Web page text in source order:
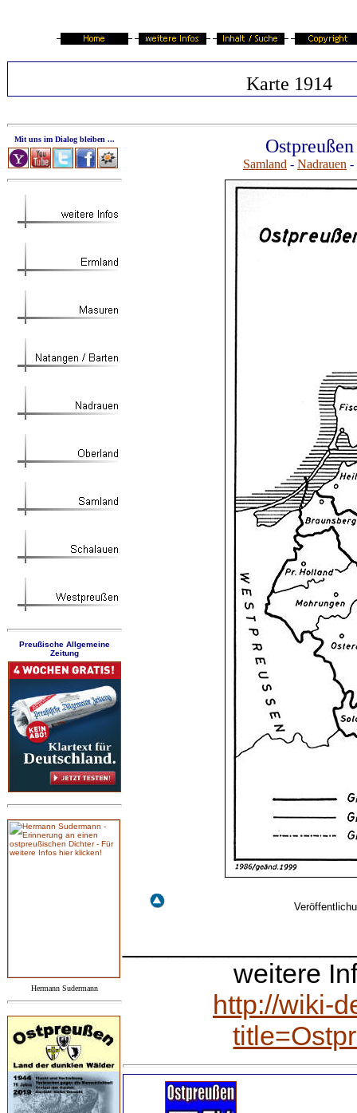
Karte 1914
Mit uns im Dialog bleiben ...
Preußische Allgemeine
Zeitung
Hermann Sudermann
Samland - Nadrauen -
weitere
http://wiki-